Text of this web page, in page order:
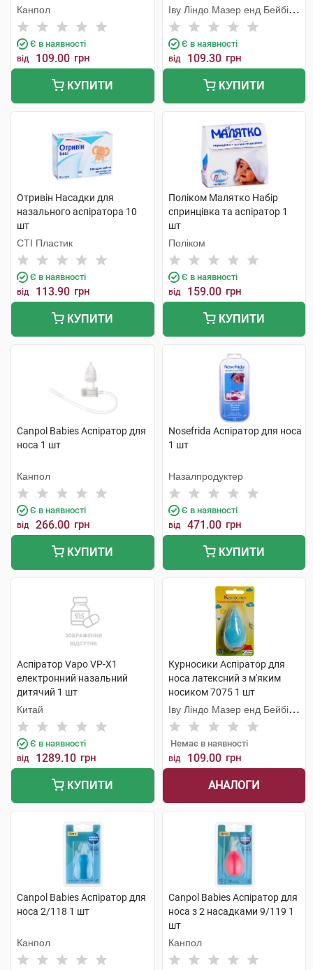
Канпол
Є в наявності
від 109.00 грн
КУПИТИ
7076 1 шт
Іву Ліндо Мазер енд Бейбі
Продактс
Є в наявності
від 109.30 грн
КУПИТИ
Отривін Насадки для
назального аспіратора 10
шт
СТІ Пластик
Є в наявності
від 113.90 грн
КУПИТИ
Поліком Малятко Набір
спринцівка та аспіратор 1
шт
Поліком
Є в наявності
від 159.00 грн
КУПИТИ
Canpol Babies Аспіратор для
носа 1 шт
Канпол
Є в наявності
від 266.00 грн
КУПИТИ
Nosefrida Аспіратор для носа
1 шт
Назалпродуктер
Є в наявності
від 471.00 грн
КУПИТИ
Аспіратор Vapo VP-X1
електронний назальний
дитячий 1 шт
Китай
Є в наявності
від 1289.10 грн
КУПИТИ
Курносики Аспіратор для
носа латексний з м'яким
носиком 7075 1 шт
Іву Ліндо Мазер енд Бейбі
Продактс
Немає в наявності
від 109.00 грн
АНАЛОГИ
Canpol Babies Аспіратор для
носа 2/118 1 шт
Канпол
Canpol Babies Аспіратор для
носа з 2 насадками 9/119 1
шт
Канпол